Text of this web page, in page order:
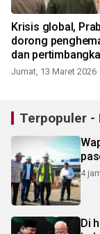
Krisis global,
dorong
dan
Jumat, 13 Maret 2026
Terpopuler -
4
Di